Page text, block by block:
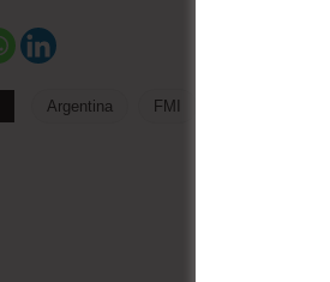
Argentina FMI